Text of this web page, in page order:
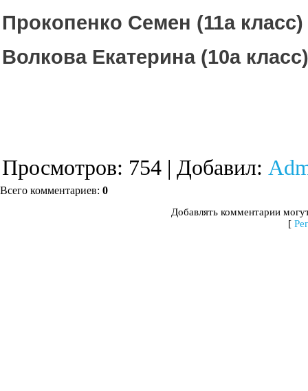
Прокопенко Семен (11а
Волкова Екатерина (10а
Просмотров: 754 | Добавил:
Всего комментариев: 0
Добавлять комментарии
[